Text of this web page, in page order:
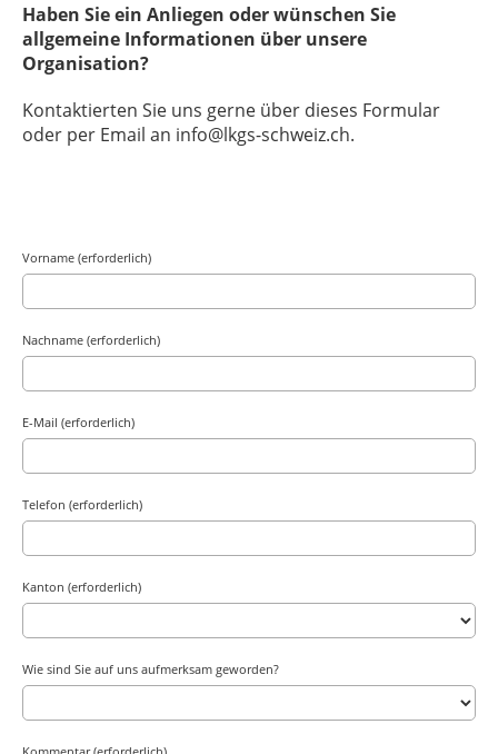
Haben Sie ein Anliegen oder wünschen Sie
allgemeine Informationen über unsere
Organisation?
Kontaktierten Sie uns gerne über dieses Formular
oder per Email an info@lkgs-schweiz.ch.
Vorname (erforderlich)
Nachname (erforderlich)
E-Mail (erforderlich)
Telefon (erforderlich)
Kanton (erforderlich)
Wie sind Sie auf uns aufmerksam geworden?